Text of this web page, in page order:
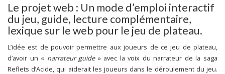
Le projet web : Un mode d’emploi interactif
du jeu, guide, lecture complémentaire,
lexique sur le web pour le jeu de plateau.
L’idée est de pouvoir permettre aux joueurs de ce jeu de plateau,
d’avoir un « narrateur guide» avec la voix du narrateur de la saga
Reflets d’Acide, qui aiderait les joueurs dans le déroulement du jeu.